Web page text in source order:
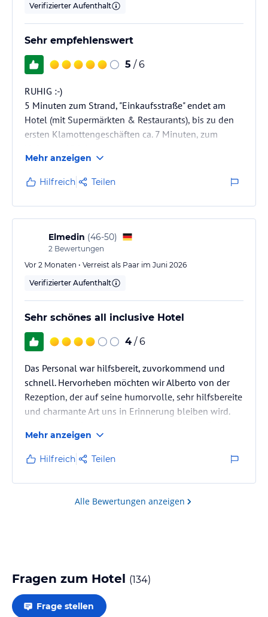
Verifizierter Aufenthalt
Sehr empfehlenswert
5 / 6
RUHIG :-)
5 Minuten zum Strand, "Einkaufsstraße" endet am
Hotel (mit Supermärkten & Restaurants), bis zu den
ersten Klamottengeschäften ca. 7 Minuten, zum
Super nettes & freudliches Personal, wirklich Alle +++
Sehr lustige und chillige Rezeptionisten, tolle
Zimmerfrauen, nettes Barpersonal und fixe
Bedienungen.
Zimmer und Hotel sehr sauber, All Inclusive bis 24
Abendessen leider nur von 18:30 (da bin ich noch am
Strand), bis 21 Uhr (ist uns viel zu früh, meist
ungeduscht zum Essen…
Mehr anzeigen
Hilfreich Teilen
Elmedin (46-50)
2 Bewertungen
Vor 2 Monaten • Verreist als Paar im Juni 2026
Verifizierter Aufenthalt
Sehr schönes all inclusive Hotel
4 / 6
Das Personal war hilfsbereit, zuvorkommend und
schnell. Hervorheben möchten wir Alberto von der
Rezeption, der auf seine humorvolle, sehr hilfsbereite
und charmante Art uns in Erinnerung bleiben wird.
schön, das Wasser ist sehr klar, allerdings
überschatten sehr laute, besoffene und
rücksichtslose „Ballermann-Touristen“ das sehr
schöne Erlebnis. Deshalb die zwei Sterne Abzug. Das
Hotel an sich ist sehr zu empfehlen.
Mehr anzeigen
Hilfreich Teilen
Alle Bewertungen anzeigen
Fragen zum Hotel (134)
Frage stellen